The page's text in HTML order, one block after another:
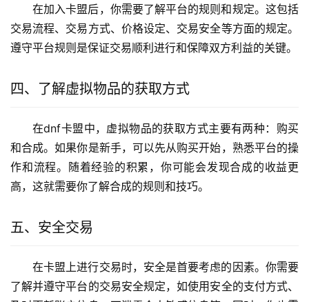
在加入卡盟后，你需要了解平台的规则和规定。这包括
交易流程、交易方式、价格设定、交易安全等方面的规定。
遵守平台规则是保证交易顺利进行和保障双方利益的关键。
四、了解虚拟物品的获取方式
在dnf卡盟中，虚拟物品的获取方式主要有两种：购买
和合成。如果你是新手，可以先从购买开始，熟悉平台的操
作和流程。随着经验的积累，你可能会发现合成的收益更
高，这就需要你了解合成的规则和技巧。
五、安全交易
在卡盟上进行交易时，安全是首要考虑的因素。你需要
了解并遵守平台的交易安全规定，如使用安全的支付方式、